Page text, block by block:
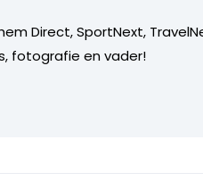
Direct, SportNext,
fotografie en vader!